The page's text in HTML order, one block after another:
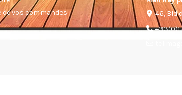
de vos commandes
46, Bld